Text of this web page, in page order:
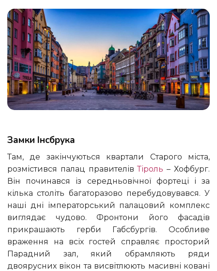
Замки Інсбрука
Там, де закінчуються квартали Старого міста,
розмістився палац правителівТіроль – Хофбург.
Він починався із середньовічної фортеці і за
кілька століть багаторазово перебудовувався. У
наші дні імператорський палацовий комплекс
виглядає чудово. Фронтони його фасадів
прикрашають герби Габсбургів. Особливе
враження на всіх гостей справляє просторий
Парадний зал, який обрамляють ряди
двоярусних вікон та висвітлюють масивні ковані